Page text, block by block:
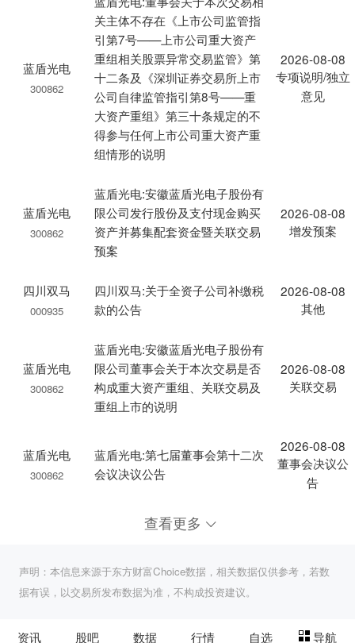
蓝盾光电
300862
关主体不存在《上市公司监管指
引第7号——上市公司重大资产
重组相关股票异常交易监管》第
十二条及《深圳证券交易所上市
公司自律监管指引第8号——重
大资产重组》第三十条规定的不
得参与任何上市公司重大资产重
组情形的说明
2026-08-08
专项说明/独立
意见
蓝盾光电
300862
蓝盾光电:安徽蓝盾光电子股份有
限公司发行股份及支付现金购买
资产并募集配套资金暨关联交易
预案
2026-08-08
增发预案
四川双马
000935
四川双马:关于全资子公司补缴税
款的公告
2026-08-08
其他
蓝盾光电
300862
蓝盾光电:安徽蓝盾光电子股份有
限公司董事会关于本次交易是否
构成重大资产重组、关联交易及
重组上市的说明
2026-08-08
关联交易
蓝盾光电
300862
蓝盾光电:第七届董事会第十二次
会议决议公告
2026-08-08
董事会决议公
告
查看更多
声明：本信息来源于东方财富Choice数据，相关数据仅供参考，若数
据有误，以交易所发布数据为准，不构成投资建议。
资讯 股吧 数据 行情 自选 导航